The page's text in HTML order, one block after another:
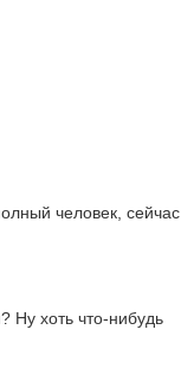
человек, сейчас
Ну хоть что-нибудь